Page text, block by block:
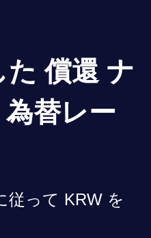
た 償還 ナ
替レー
従って KRW を